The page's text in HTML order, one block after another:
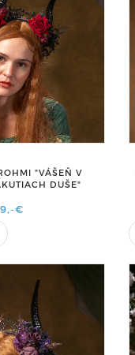
"VÁŠEŇ V
DUŠE"
€